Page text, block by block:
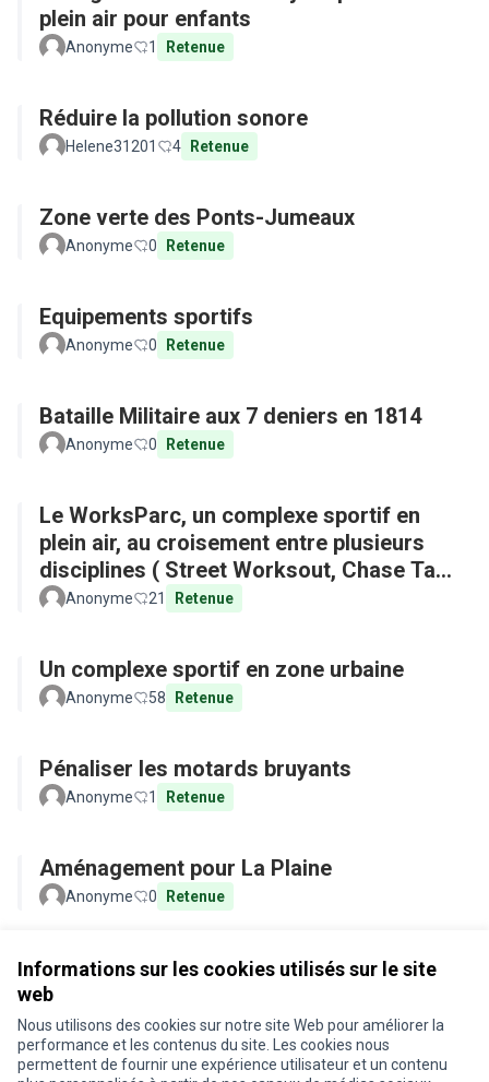
Informations sur les cookies utilisés sur le site
web
Nous utilisons des cookies sur notre site Web pour améliorer la
performance et les contenus du site. Les cookies nous
permettent de fournir une expérience utilisateur et un contenu
plein air pour enfants
Anonyme 1 Retenue
Réduire la pollution sonore
Helene31201 4 Retenue
Zone verte des Ponts-Jumeaux
Anonyme 0 Retenue
Equipements sportifs
Anonyme 0 Retenue
Bataille Militaire aux 7 deniers en 1814
Anonyme 0 Retenue
Le WorksParc, un complexe sportif en
plein air, au croisement entre plusieurs
disciplines ( Street Worksout, Chase Tag,
Parkour)
Anonyme 21 Retenue
Un complexe sportif en zone urbaine
Anonyme 58 Retenue
Pénaliser les motards bruyants
Anonyme 1 Retenue
Aménagement pour La Plaine
Anonyme 0 Retenue
Conditions d'utilisation
Paramètres des cookies
Je participe ! sur X
Je participe ! sur Facebook
Je participe ! sur Instagram